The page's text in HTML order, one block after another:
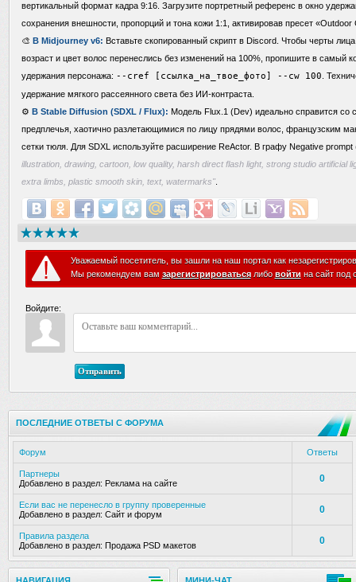
вертикальный формат кадра 9:16. Загрузите портретный референс в окно
сохранения внешности, пропорций и тона кожи 1:1, активировав пресет «Outdoor
🎨 В Midjourney v6: Вставьте скопированный скрипт в Discord. Чтобы черты
возраст и цвет волос перенеслись без изменений на 100%, пропишите в самый
удержания персонажа: --cref [ссылка_на_твое_фото] --cw 100 .
удержание мягкого рассеянного света без ИИ-контраста.
⚙️ В Stable Diffusion (SDXL / Flux): Модель Flux.1 (Dev) идеально справится
предплечья, хаотично разлетающимися по лицу прядями волос, французским
сетки тюля. Для SDXL используйте расширение ReActor. В графу Negative
illustration, drawing, cartoon, low quality, harsh direct flash light, strong studio artificial
extra limbs, plastic smooth skin, text, watermarks"
Уважаемый посетитель, вы зашли на наш портал как
Мы рекомендуем вам зарегистрироватьсялибо войти на сайт под
Войдите:
Отправить
ПОСЛЕДНИЕ ОТВЕТЫ С ФОРУМА
Форум Ответы
Партнеры
Добавлено в раздел: Реклама на сайте 0
Если вас не перенесло в группу проверенные
Добавлено в раздел: Сайт и форум 0
Правила раздела
Добавлено в раздел: Продажа PSD макетов 0